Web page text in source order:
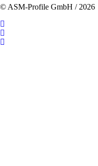
© ASM-Profile GmbH / 2026